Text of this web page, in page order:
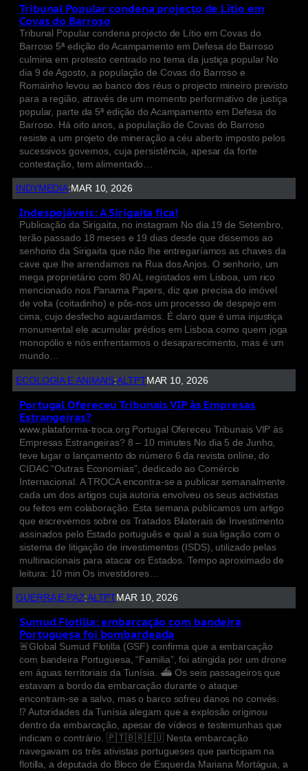
Tribunal Popular condena projecto de Lítio em
Covas do Barroso
Tribunal Popular condena projecto de Lítio em Covas do
Barroso 5ª edição do Acampamento em Defesa do Barroso
culmina em protesto centrado no tema da justiça popular No
dia 9 de Agosto, a população de Covas do Barroso e
Romainho levou ao banco dos réus o projecto mineiro previsto
para a região, através de um momento performativo de justiça
popular, parte da 5ª edição do Acampamento em Defesa do
Barroso. Há oito anos, a população de Covas do Barroso
resiste a um projeto de mineração a céu aberto imposto pelos
sucessivos governos, cuja persistência, apesar da forte
contestação, tem alimentado…
INDYMEDIA: MAR 10, 2026
Indespejáveis: A Sirigaita fica!
Publicação da Sirigaita, no instagram No dia 19 de Setembro,
terão passado 18 meses e 19 dias desde que dissemos ao
senhorio da Sirigaita que não lhe entregaríamos as chaves da
cave que lhe arrendamos na Rua dos Anjos. O senhorio, um
mega proprietário com 80 AL registados em Lisboa, um rico
mencionado nos Panama Papers, diz que precisa do imóvel
de volta (coitadinho) e pôs-nos um processo de despejo em
cima, cujo desfecho aguardamos. É claro que é uma injustiça
monumental ele acumular prédios em Lisboa como quem joga
monopólio e nós enfrentarmos o desaparecimento, mas é um
mundo…
ECOLOGIA E ANIMAIS:ALTPTMAR 10, 2026
Portugal Ofereceu Tribunais VIP às Empresas
Estrangeiras?
www.plataforma-troca.org Portugal Ofereceu Tribunais VIP às
Empresas Estrangeiras? 8 – 10 minutes No dia 5 de Junho,
teve lugar o lançamento do número 6 da revista online, do
CIDAC “Outras Economias”, dedicado ao Comércio
Internacional. A TROCA encontra-se a publicar semanalmente
cada um dos artigos cuja autoria envolveu os seus activistas
ou feitos em colaboração. Esta semana publicamos um artigo
que escrevemos sobre os Tratados Bilaterais de Investimento
assinados pelo Estado português e qual a sua ligação com o
sistema de litigação de investimentos (ISDS), utilizado pelas
multinacionais para atacar os Estados. Tempo aproximado de
leitura: 10 min Os investidores…
GUERRA E PAZ:ALTPTMAR 10, 2026
Sumud Flotilla: embarcação com bandeira
Portuguesa foi bombardeada
🚨Global Sumud Flotilla (GSF) confirma que a embarcação
com bandeira Portuguesa, “Familia”, foi atingida por um drone
em águas territoriais da Tunísia. ⛴️ Os seis passageiros que
estavam a bordo da embarcação durante o ataque
encontram-se a salvo, mas o barco sofreu danos no convés.
⁉️ Autoridades da Tunísia alegam que a explosão originou
dentro da embarcação, apesar de vídeos e testemunhas que
indicam o contrário. 🇵🇹🇧🇷🇪🇺 Nesta embarcação
navegavam os três ativistas portugueses que participam na
flotilla, a deputada do Bloco de Esquerda Mariana Mortágua, a